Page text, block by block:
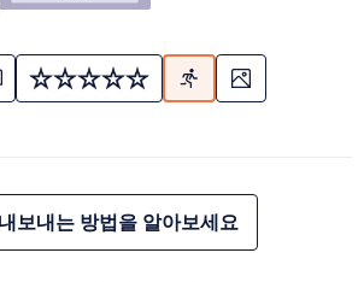
보내는 방법을 알아보세요